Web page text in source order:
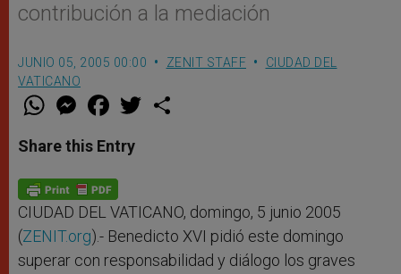
contribución a la mediación
JUNIO 05, 2005 00:00 ZENIT STAFF
CIUDAD DEL
VATICANO
W
t
s
p
p
M
e
s
e
g
e
r
F
a
e
b
o
k
w
Share this Entry
CIUDAD DEL VATICANO, domingo, 5 junio 2005
(ZENIT.org).- Benedicto XVI pidió este domingo
superar con responsabilidad y diálogo los graves